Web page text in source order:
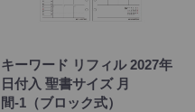
キーワード リフィル 2027年
日付入 聖書サイズ 月
間-1（ブロック式）